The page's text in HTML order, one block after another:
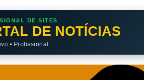
DE SITES
DE NOTÍCIAS
• Profissional